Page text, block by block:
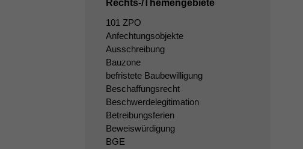
Rechts-/Themengebiete
101 ZPO
Anfechtungsobjekte
Ausschreibung
Bauzone
befristete Baubewilligung
Beschaffungsrecht
Beschwerdelegitimation
Betreibungsferien
Beweiswürdigung
BGE